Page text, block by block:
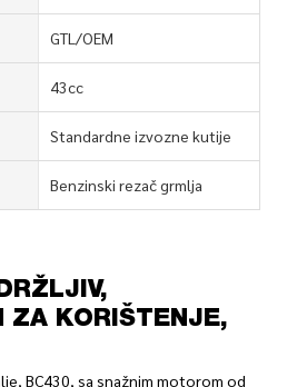
GTL/OEM
43cc
Standardne izvozne kutije
Benzinski rezač grmlja
ZA KORIŠTENJE,
BC430, sa snažnim motorom od